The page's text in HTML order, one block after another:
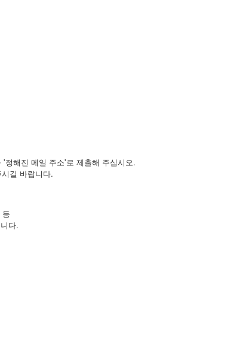
정해진 메일 주소'로 제출해 주십시오.
길 바랍니다.
다.